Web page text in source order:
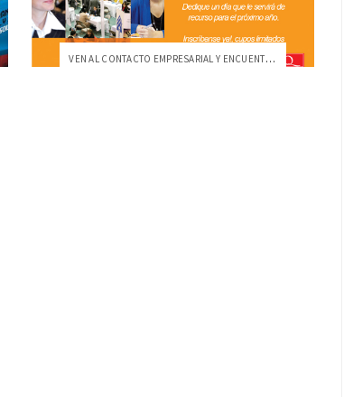
VEN AL CONTACTO EMPRESARIAL Y ENCUENTRA ...